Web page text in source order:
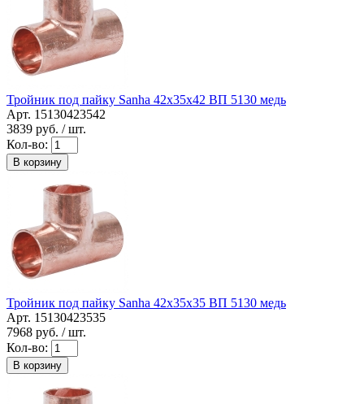
Тройник под пайку Sanha 42x35x42 ВП 5130 медь
Арт. 15130423542
3839 руб. / шт.
Кол-во:
В корзину
Тройник под пайку Sanha 42x35x35 ВП 5130 медь
Арт. 15130423535
7968 руб. / шт.
Кол-во:
В корзину